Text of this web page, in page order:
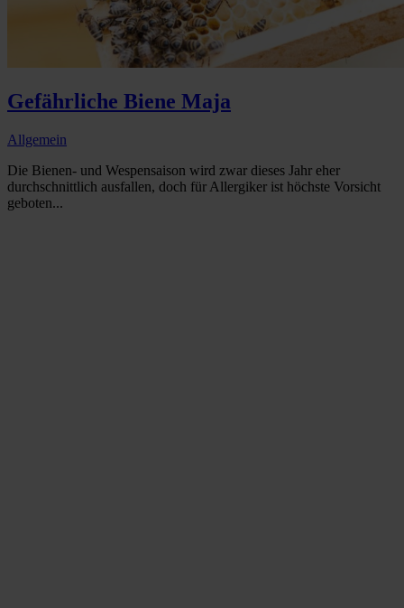
Gefährliche Biene Maja
Allgemein
Die Bienen- und Wespensaison wird zwar dieses Jahr eher
durchschnittlich ausfallen, doch für Allergiker ist höchste Vorsicht
geboten...